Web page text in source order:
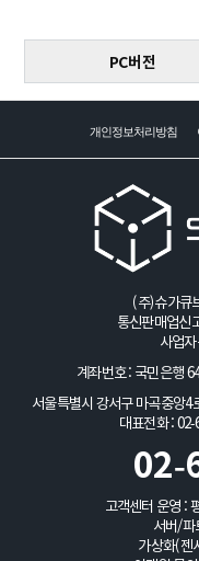
PC버전
개인정보처리방침
(주)슈가큐
통신판매업신
사업
계좌번호 : 국민은행
서울특별시 강서구 마곡중앙4
대표전화 : 02-
02-
고객센터 운영 :
서버/파
가상화(젠